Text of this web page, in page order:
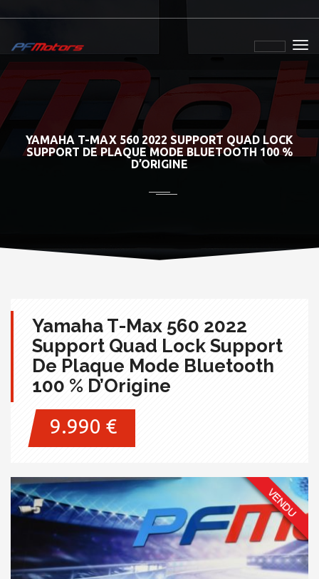
YAMAHA T-MAX 560 2022 SUPPORT QUAD LOCK
SUPPORT DE PLAQUE MODE BLUETOOTH 100 %
D’ORIGINE
Yamaha T-Max 560 2022
Support Quad Lock Support
De Plaque Mode Bluetooth
100 % D’Origine
9.990 €